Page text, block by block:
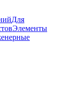
Для
Элементы